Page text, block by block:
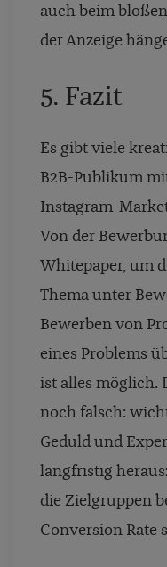
auch beim
der Anzeige
5. Fazit
Es gibt viele
B2B-Publikum
Instagram-
Von der
Whitepaper, um
Thema unter
Bewerben von
eines Problems
ist alles möglich.
noch falsch:
Geduld und
langfristig
die Zielgruppen
Conversion Rate